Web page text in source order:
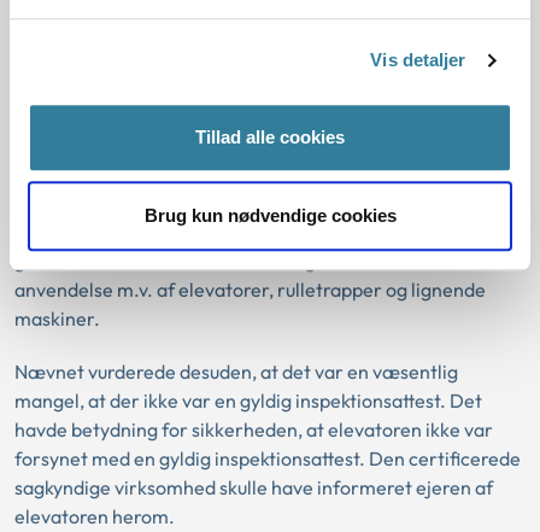
Vis detaljer
Tillad alle cookies
Brug kun nødvendige cookies
havde betydning for sikkerheden,
skulle den certificerede sagkyndige
virksomhed informere ejeren straks.
opstillet i et trænings- og aktivitetscentret var en
godselevator omfattet af bekendtgørelse nr. 461 om
anvendelse m.v. af elevatorer, rulletrapper og lignende
maskiner.
Nævnet vurderede desuden, at det var en væsentlig
mangel, at der ikke var en gyldig inspektionsattest. Det
havde betydning for sikkerheden, at elevatoren ikke var
forsynet med en gyldig inspektionsattest. Den certificerede
sagkyndige virksomhed skulle have informeret ejeren af
elevatoren herom.